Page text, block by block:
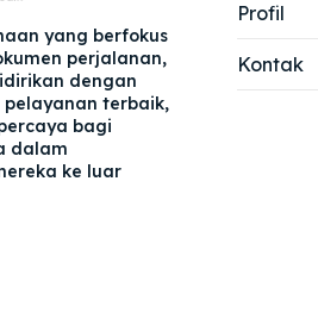
yang berfokus
perjalanan,
dengan
terbaik,
bagi
dalam
ke luar
Profil
Kontak